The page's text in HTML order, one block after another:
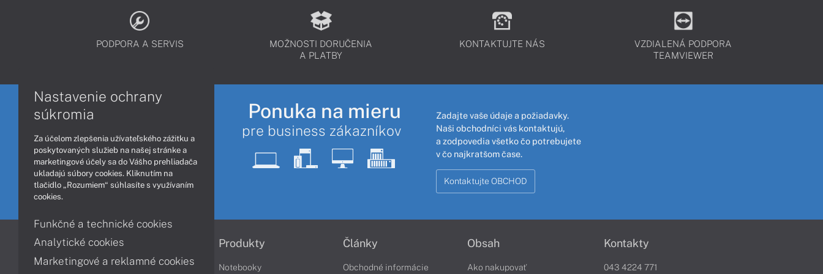
PODPORA A SERVIS
MOŽNOSTI DORUČENIA
A PLATBY
KONTAKTUJTE NÁS
VZDIALENÁ PODPORA
TEAMVIEWER
Ponuka na mieru
pre business zákazníkov
Zadajte vaše údaje a požiadavky.
Naši obchodníci vás kontaktujú,
a zodpovedia všetko čo potrebujete
v čo najkratšom čase.
Kontaktujte OBCHOD
Informácie
Obchodné podmienky
Produkty
Notebooky
Články
Obchodné informácie
Obsah
Ako nakupovať
Kontakty
043 4224 771
Nastavenie ochrany
súkromia
Za účelom zlepšenia užívateľského zážitku a
poskytovaných služieb na našej stránke a
marketingové účely sa do Vášho prehliadača
ukladajú súbory cookies. Kliknutím na
tlačidlo „Rozumiem“ súhlasíte s využívaním
cookies.
Funkčné a technické cookies
Analytické cookies
Marketingové a reklamné cookies